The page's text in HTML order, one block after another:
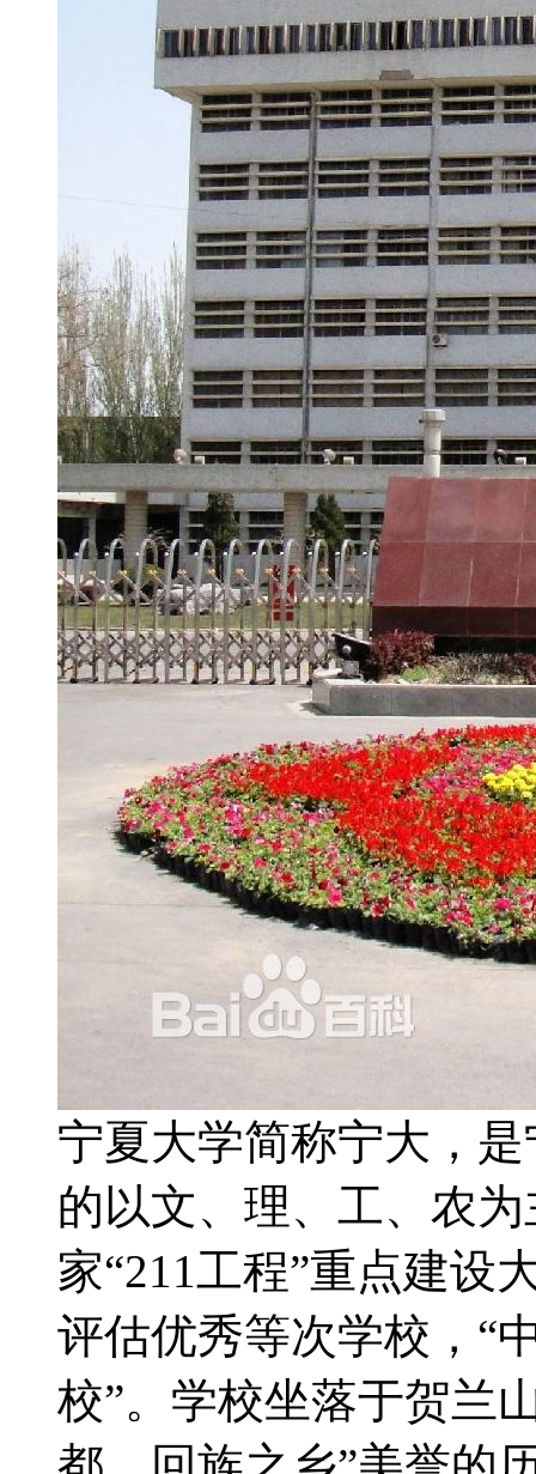
宁夏大学简称宁大，
的以文、理、工、农
家“211工程”重点建设
评估优秀等次学校，“
校”。学校坐落于贺兰